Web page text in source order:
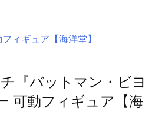
ィギュア【海洋堂】
『バットマン・ビヨ
可動フィギュア【海